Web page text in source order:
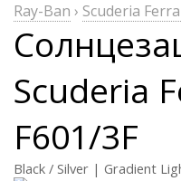
Ray-Ban › Scuderia
Scuderia
F601/3F
Black / Silver | Gradient